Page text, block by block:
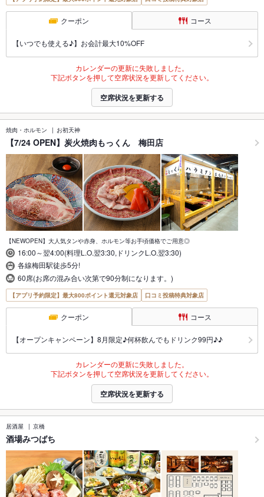
クーポン コース
【いつでも使える♪】お会計最大10%OFF
カレンダーの更新に失敗しました。
下記ボタンを押して空席状況を更新してください。
空席状況を更新する
焼肉・ホルモン お初天神
【7/24 OPEN】炭火焼肉もっくん 梅田店
【NEWOPEN】大人気タンや赤身、ホルモン等お手頃価格でご用意◎
16:00～翌4:00(料理L.O.翌3:30,ドリンクL.O.翌3:30)
各線梅田駅徒歩5分!
60席(お席の混み合い次第で90分制になります。)
【アプリ予約限定】最大800ポイント還元対象店 口コミ投稿特典対象店
クーポン コース
【オープンキャンペーン】8月限定♪何杯飲んでもドリンク99円♪♪
カレンダーの更新に失敗しました。
下記ボタンを押して空席状況を更新してください。
空席状況を更新する
居酒屋 京橋
酒場みつばち